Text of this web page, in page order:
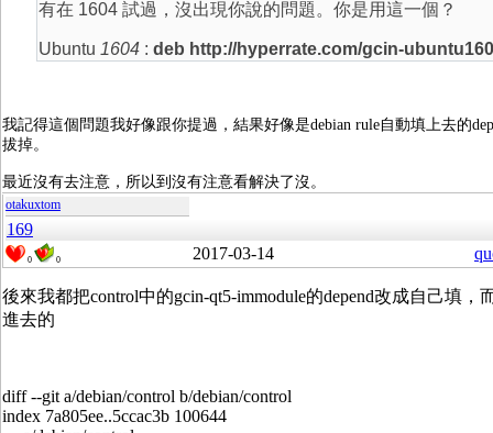
有在 1604 試過，沒出現你說的問題。你是用這一個？
Ubuntu 1604 : deb http://hyperrate.com/gcin-
我記得這個問題我好像跟你提過，結果好像是debian rule自動填上去的
拔掉。
最近沒有去注意，所以到沒有注意看解決了沒。
otakuxtom
169
0 0 2017-03-14
後來我都把control中的gcin-qt5-immodule的depend改成自己填，
進去的
diff --git a/debian/control b/debian/control
index 7a805ee..5ccac3b 100644